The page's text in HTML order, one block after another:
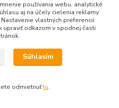
používania webu, analytické
aj na účely cielenia reklamy
vlastných preferencií
odkazom v spodnej časti
Súhlasím
odmietnuťtu.